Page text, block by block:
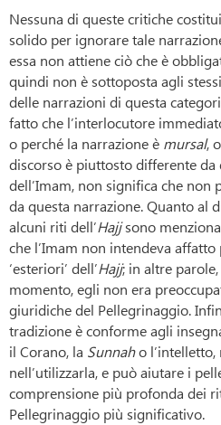
Nessuna di queste critiche
solido per ignorare tale
essa non attiene ciò che è
quindi non è sottoposta agli
delle narrazioni di questa
fatto che l’interlocutore
o perché la narrazione è mursal,
discorso è piuttosto differente
dell’Imam, non significa che non
da questa narrazione. Quanto al
alcuni riti dell’Hajjsono
che l’Imam non intendeva
‘esteriori’ dell’Hajj; in altre
momento, egli non era
giuridiche del Pellegrinaggio.
tradizione è conforme agli
il Corano, la Sunnaho l’intelletto,
nell’utilizzarla, e può aiutare i
comprensione più profonda dei
Pellegrinaggio più significativo.